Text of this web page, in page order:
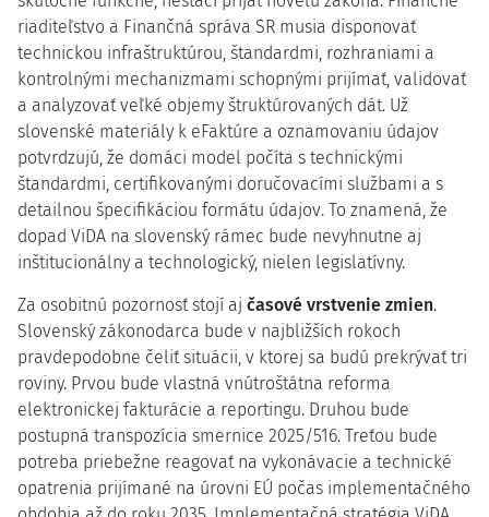
riaditeľstvo a Finančná správa SR musia disponovať
technickou infraštruktúrou, štandardmi, rozhraniami a
kontrolnými mechanizmami schopnými prijímať, validovať
a analyzovať veľké objemy štruktúrovaných dát. Už
slovenské materiály k eFaktúre a oznamovaniu údajov
potvrdzujú, že domáci model počíta s technickými
štandardmi, certifikovanými doručovacími službami a s
detailnou špecifikáciou formátu údajov. To znamená, že
dopad ViDA na slovenský rámec bude nevyhnutne aj
inštitucionálny a technologický, nielen legislatívny.
Za osobitnú pozornosť stojí aj časové vrstvenie zmien.
Slovenský zákonodarca bude v najbližších rokoch
pravdepodobne čeliť situácii, v ktorej sa budú prekrývať tri
roviny. Prvou bude vlastná vnútroštátna reforma
elektronickej fakturácie a reportingu. Druhou bude
postupná transpozícia smernice 2025/516. Treťou bude
potreba priebežne reagovať na vykonávacie a technické
opatrenia prijímané na úrovni EÚ počas implementačného